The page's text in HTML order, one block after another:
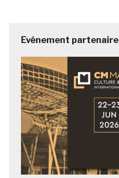
Evénement partenaire